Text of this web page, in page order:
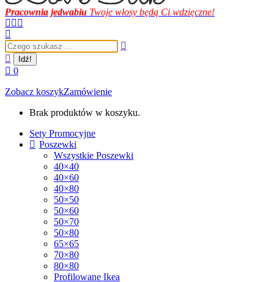
Pracownia jedwabiu Twoje włosy będą Ci wdzięczne!
Facebook
opens
in
new
window
Instagram
opens
in
new
window
opens
in
new
Szukaj:
0
Zobacz koszykZamówienie
Brak produktów w koszyku.
Sety Promocyjne
Poszewki
Wszystkie Poszewki
40×40
40×60
40×80
50×50
50×60
50×70
50×80
65×65
70×80
80×80
Profilowane Ikea